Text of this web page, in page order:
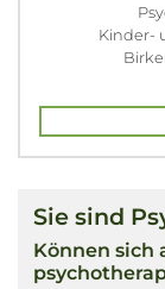
Kinder-
Sie sind
Können sich